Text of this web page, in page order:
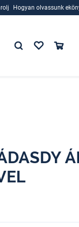
Hogyan olvassunk